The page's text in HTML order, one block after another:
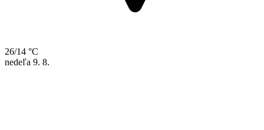
26/14 °C
nedeľa 9. 8.